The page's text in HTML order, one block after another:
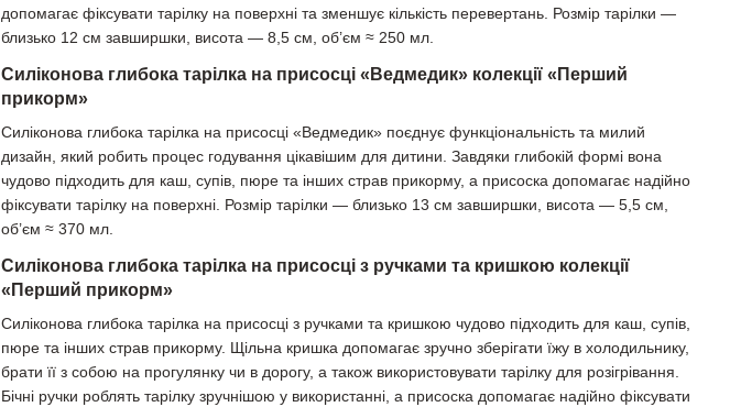
допомагає фіксувати тарілку на поверхні та зменшує кількість перевертань. Розмір тарілки —
близько 12 см завширшки, висота — 8,5 см, об’єм ≈ 250 мл.
Силіконова глибока тарілка на присосці «Ведмедик» колекції «Перший
прикорм»
Силіконова глибока тарілка на присосці «Ведмедик» поєднує функціональність та милий
дизайн, який робить процес годування цікавішим для дитини. Завдяки глибокій формі вона
чудово підходить для каш, супів, пюре та інших страв прикорму, а присоска допомагає надійно
фіксувати тарілку на поверхні. Розмір тарілки — близько 13 см завширшки, висота — 5,5 см,
об’єм ≈ 370 мл.
Силіконова глибока тарілка на присосці з ручками та кришкою колекції
«Перший прикорм»
Силіконова глибока тарілка на присосці з ручками та кришкою чудово підходить для каш, супів,
пюре та інших страв прикорму. Щільна кришка допомагає зручно зберігати їжу в холодильнику,
брати її з собою на прогулянку чи в дорогу, а також використовувати тарілку для розігрівання.
Бічні ручки роблять тарілку зручнішою у використанні, а присоска допомагає надійно фіксувати